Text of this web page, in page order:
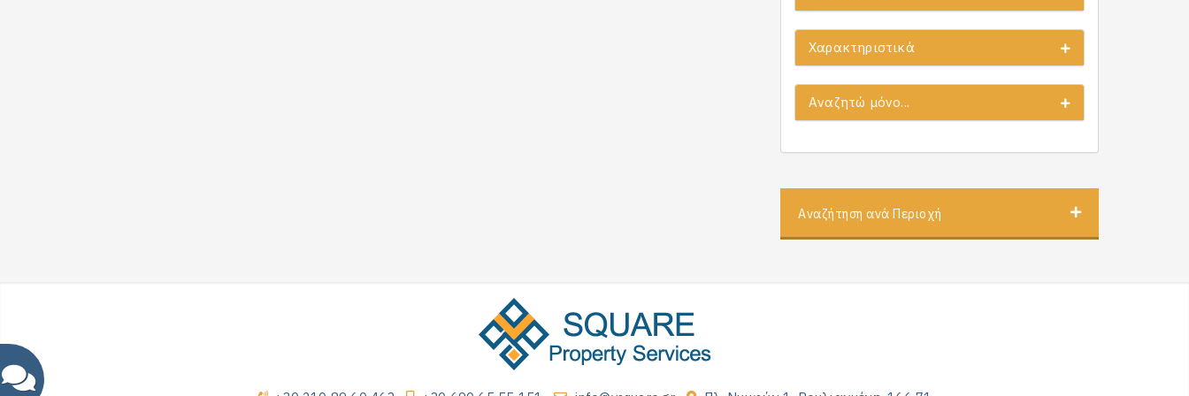
Χαρακτηριστικά
Αναζητώ μόνο...
Αναζήτηση ανά Περιοχή